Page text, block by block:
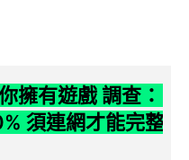
擁有遊戲 調查：
須連網才能完整